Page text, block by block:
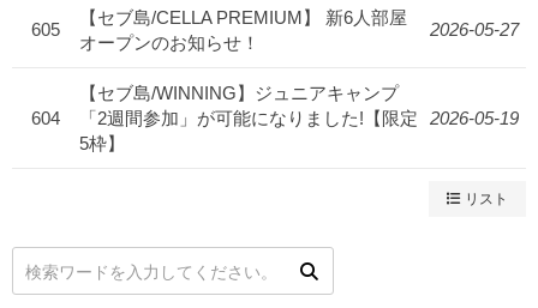
605
【セブ島/CELLA PREMIUM】 新6人部屋
オープンのお知らせ！
2026-05-27
604
【セブ島/WINNING】ジュニアキャンプ
「2週間参加」が可能になりました!【限定
5枠】
2026-05-19
リスト